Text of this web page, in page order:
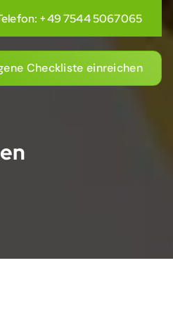
+49 7544 5067065
Checkliste einreichen